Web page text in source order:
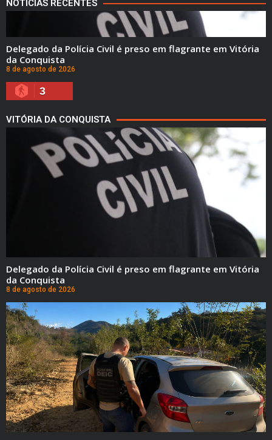
NOTÍCIAS RECENTES
Delegado da Polícia Civil é preso em flagrante em Vitória
da Conquista
8 de agosto de 2026
3
VITÓRIA DA CONQUISTA
Delegado da Polícia Civil é preso em flagrante em Vitória
da Conquista
8 de agosto de 2026